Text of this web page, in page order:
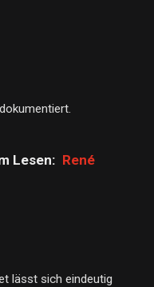
Lesen: René
lässt sich eindeutig